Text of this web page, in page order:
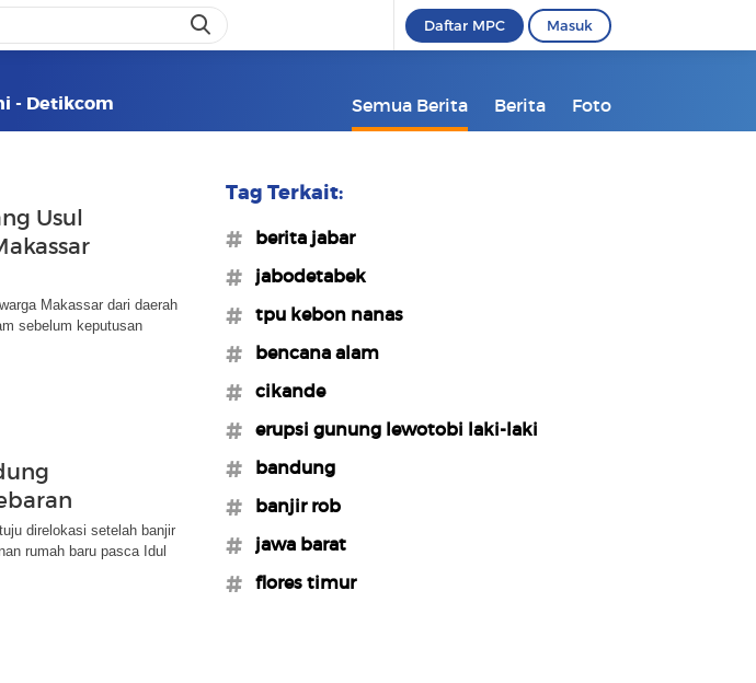
Daftar MPC Masuk
- Detikcom Semua Berita Berita Foto
Usul
Makassar dari daerah
sebelum keputusan
direlokasi setelah banjir
rumah baru pasca Idul
Tag Terkait:
#berita jabar
#jabodetabek
#tpu kebon nanas
#bencana alam
#cikande
#erupsi gunung lewotobi laki-laki
#bandung
#banjir rob
#jawa barat
#flores timur